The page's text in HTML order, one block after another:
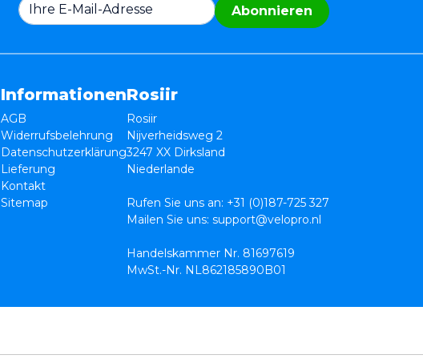
Abonnieren
Informationen
AGB
Widerrufsbelehrung
Datenschutzerklärung
Lieferung
Kontakt
Sitemap
Rosiir
Rosiir
Nijverheidsweg 2
3247 XX Dirksland
Niederlande
Rufen Sie uns an: +31 (0)187-725 327
Mailen Sie uns: support@velopro.nl
Handelskammer Nr. 81697619
MwSt.-Nr. NL862185890B01